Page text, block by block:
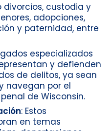
custodia y
adopciones,
y paternidad, entre
especializados
y defienden
de delitos, ya sean
navegan por el
de Wisconsin.
: Estos
en temas